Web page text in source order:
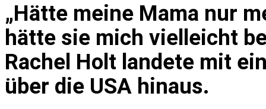
„Hätte meine Mama nur
hätte sie mich vielleicht
Rachel Holt landete mit
über die USA hinaus.